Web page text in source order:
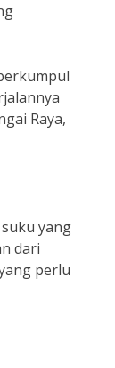
Raya,
yang
dari
perlu